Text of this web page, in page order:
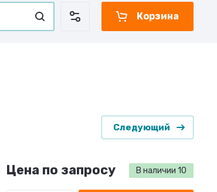
Корзина
Следующий
В наличии 10
Цена по запросу